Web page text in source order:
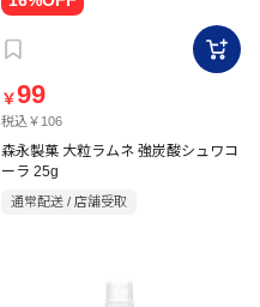
￥99
税込￥106
森永製菓 大粒ラムネ 強炭酸シュワコ
ーラ 25g
通常配送 / 店舗受取